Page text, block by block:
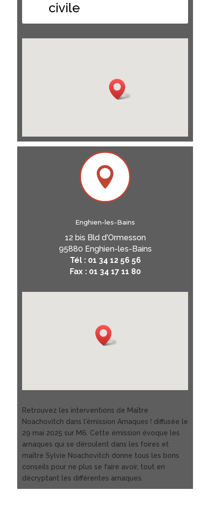
civile

Enghien-les-Bains
12 bis Bld d'Ormesson
95880 Enghien-les-Bains
Tél : 01 34 12 56 56
Fax : 01 34 17 11 80
Retrouvez les interventions de Maître
Noachovitch dans l'émission Arnaques ! diffusée le
29 mai 2025 sur M6. Cette émission évoque les
arnaques qui se déroulent dans les foires et
maître Sylvie Noachovitch donne tous les bons
conseils pour ne plus se faire avoir, tout en
décryptant les différentes arnaques.